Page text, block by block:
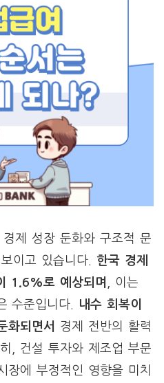
제 성장 둔화와 구조적 문
이고 있습니다. 한국 경제
1.6%로 예상되며
, 이는
수준입니다. 내수 회복이
화되면서
경제 전반의 활력
, 건설 투자와 제조업 부문
장에 부정적인 영향을 미치